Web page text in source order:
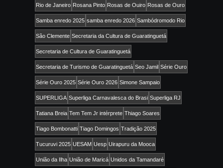
Rio de Janeiro Rosana Pinto Rosas de Ouiro Rosas de Ouro
Samba enredo 2025 samba enredo 2026 Sambódromodo Rio
São Clemente Secretaria da Cultura de Guaratinguetá
Secretaria de Cultura de Guaratinguetá
Secretaria de Turismo de Guaratinguetá Seo Jamil Série Ouro
Série Ouro 2025 Série Ouro 2026 Simone Sampaio
SUPERLIGA Superliga Carnavalesca do Brasi Superliga RJ
Tatiana Breia Tem Tem Jr intérprete Thiago Soares
Tiago Bombonatti Tiago Domingos Tradição 2025
Tucuruvi 2025 UESAM Uesp Uirapuru da Mooca
União da Ilha União de Maricá Unidos da Tamandaré